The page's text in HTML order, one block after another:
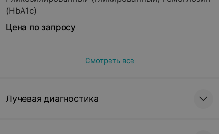
(HbA1c)
Цена по запросу
Смотреть все
Лучевая диагностика